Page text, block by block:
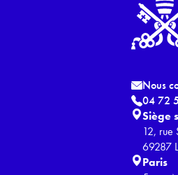
Nous
04 72
Siège
12, rue
69287
Paris